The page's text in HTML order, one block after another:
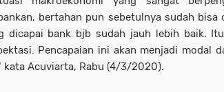
bertahan pun sebetulnya sudah bisa
dicapai bank bjb sudah jauh lebih baik.
Pencapaian ini akan menjadi modal
kata Acuviarta, Rabu (4/3/2020).